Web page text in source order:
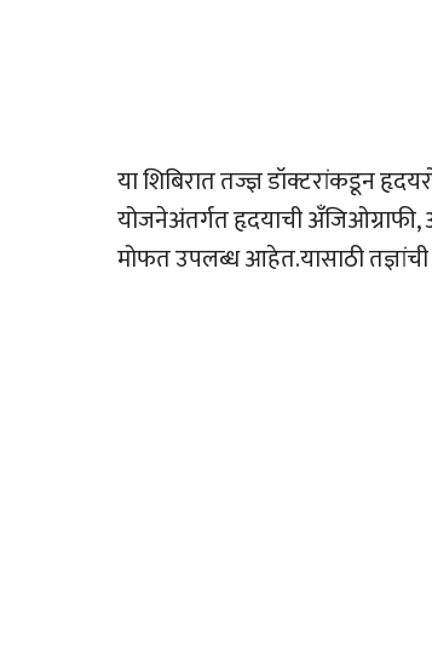
या शिबिरात तज्ज्ञ डॉक्टरांकडून
योजनेअंतर्गत हृदयाची
मोफत उपलब्ध आहेत.यासाठी